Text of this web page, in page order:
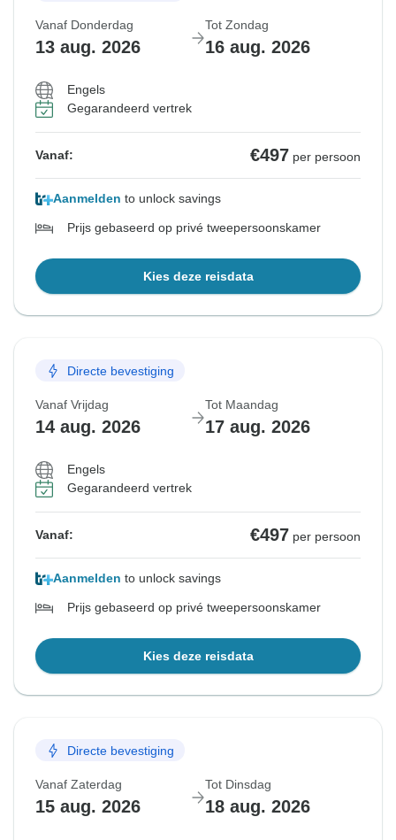
Vanaf Donderdag
13 aug. 2026
Tot Zondag
16 aug. 2026
Engels
Gegarandeerd vertrek
Vanaf: €497 per persoon
Aanmelden to unlock savings
Prijs gebaseerd op privé tweepersoonskamer
Kies deze reisdata
Directe bevestiging
Vanaf Vrijdag
14 aug. 2026
Tot Maandag
17 aug. 2026
Engels
Gegarandeerd vertrek
Vanaf: €497 per persoon
Aanmelden to unlock savings
Prijs gebaseerd op privé tweepersoonskamer
Kies deze reisdata
Directe bevestiging
Vanaf Zaterdag
15 aug. 2026
Tot Dinsdag
18 aug. 2026